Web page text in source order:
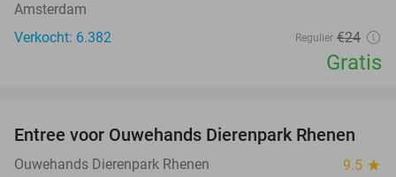
Amsterdam
Verkocht: 6.382
Regulier €24
Gratis
19%
Entree voor Ouwehands Dierenpark Rhenen
Ouwehands Dierenpark Rhenen 9.5 star